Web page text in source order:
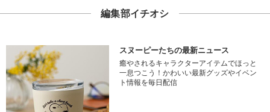
編集部イチオシ
スヌーピーたちの最新ニュース
癒やされるキャラクターアイテムでほっと
一息つこう！かわいい最新グッズやイベン
ト情報を毎日配信